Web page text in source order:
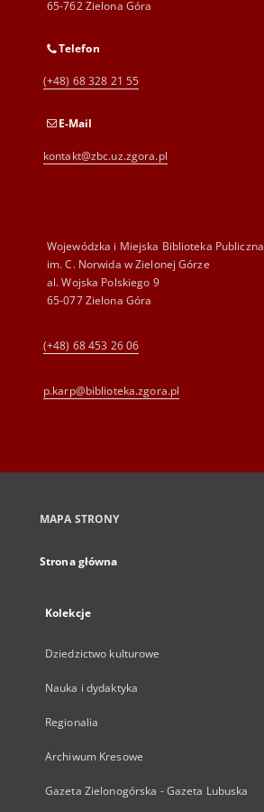
65-762 Zielona Góra
Telefon
(+48) 68 328 21 55
E-Mail
kontakt@zbc.uz.zgora.pl
Wojewódzka i Miejska Biblioteka Publiczna
im. C. Norwida w Zielonej Górze
al. Wojska Polskiego 9
65-077 Zielona Góra
(+48) 68 453 26 06
p.karp@biblioteka.zgora.pl
MAPA STRONY
Strona główna
Kolekcje
Dziedzictwo kulturowe
Nauka i dydaktyka
Regionalia
Archiwum Kresowe
Gazeta Zielonogórska - Gazeta Lubuska